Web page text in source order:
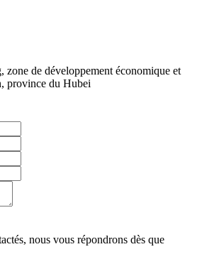
zone de développement économique et
province du Hubei
nous vous répondrons dès que